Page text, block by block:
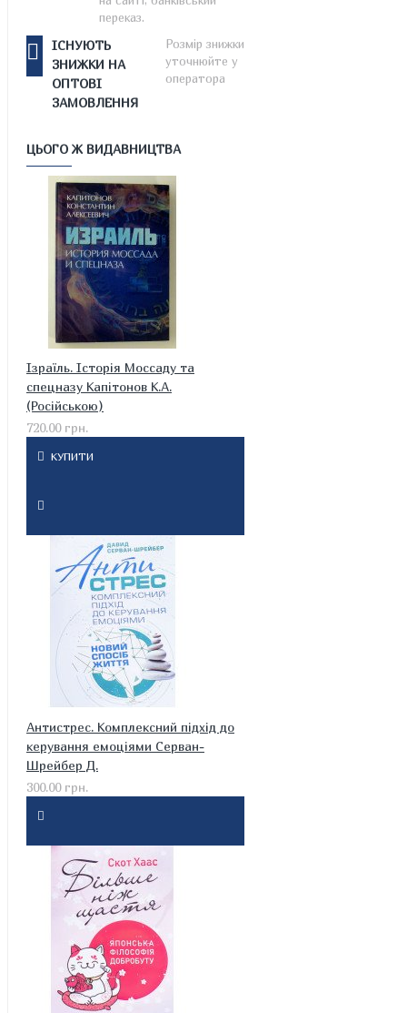
переказ.
ІСНУЮТЬ
ЗНИЖКИ НА
ОПТОВІ
ЗАМОВЛЕННЯ
Розмір знижки
уточнюйте у
оператора
ЦЬОГО Ж ВИДАВНИЦТВА
Ізраїль. Історія Моссаду та
спецназу Капітонов К.А.
(Російською)
720.00 грн.
КУПИТИ
Антистрес. Комплексний підхід до
керування емоціями Серван-
Шрейбер Д.
300.00 грн.